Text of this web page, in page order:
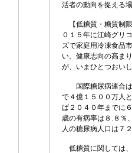
活者の動向を捉える
【低糖質・糖質制
０１５年に江崎グリ
ズで家庭用冷凍食品
い。健康志向の高ま
が、いまひとつおい
国際糖尿病連合は
で４億１５００万人
ば２０４０年までに
歳の有病率は８.８％
人の糖尿病人口は７
低糖質に関しては